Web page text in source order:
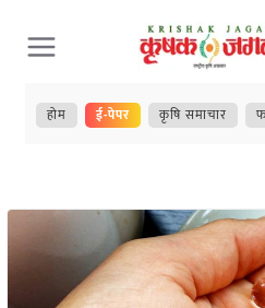
Skip
to
content
होम ई-पेपर कृषि समाचार